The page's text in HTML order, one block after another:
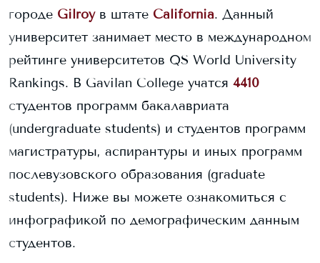
городе Gilroy в штате California. Данный
университет занимает место в международном
рейтинге университетов QS World University
Rankings. В Gavilan College учатся 4410
студентов программ бакалавриата
(undergraduate students) и студентов программ
магистратуры, аспирантуры и иных программ
послевузовского образования (graduate
students). Ниже вы можете ознакомиться с
инфографикой по демографическим данным
студентов.